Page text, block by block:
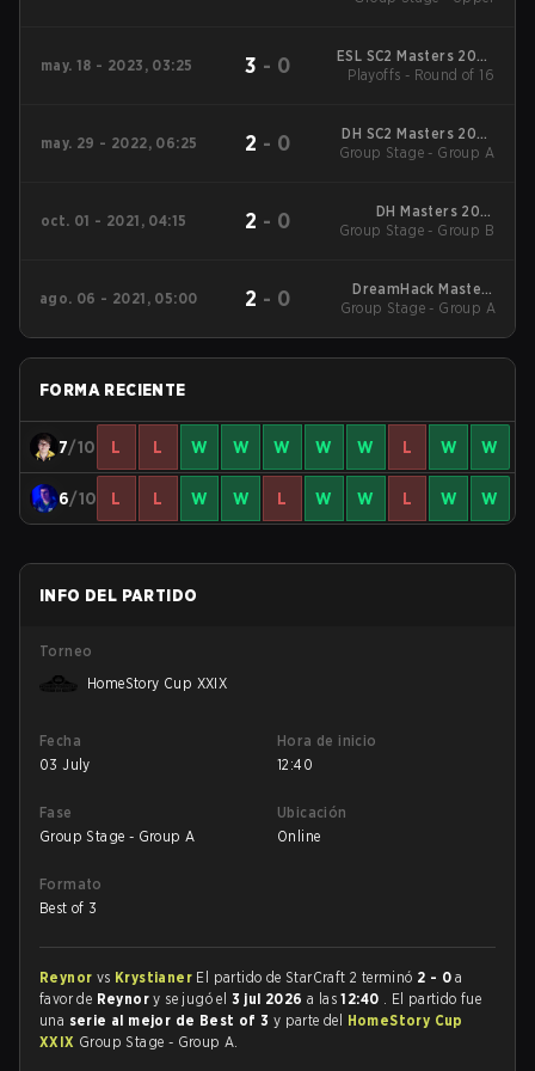
may. 18 - 2023, 03:25 3 - 0
ESL SC2 Masters 2023
Summer Regionals EU
Playoffs - Round of 16
may. 29 - 2022, 06:25 2 - 0
DH SC2 Masters 2022
Valencia Qualifiers EU
Group Stage - Group A
oct. 01 - 2021, 04:15 2 - 0
DH Masters 2021
Winter Europe
Group Stage - Group B
ago. 06 - 2021, 05:00 2 - 0
DreamHack Masters
Fall 2021 Europe
Group Stage - Group A
FORMA RECIENTE
7/10 L L W W W W W L W W
6/10 L L W W L W W L W W
INFO DEL PARTIDO
Torneo
HomeStory Cup XXIX
Fecha
03 July
Hora de inicio
12:40
Fase
Group Stage - Group A
Ubicación
Online
Formato
Best of 3
Reynor vs Krystianer El partido de StarCraft 2 terminó 2 - 0 a
favor de Reynory se jugó el 3 jul 2026a las12:40 . El partido fue
una serie al mejor de Best of 3 y parte del HomeStory Cup
XXIX Group Stage - Group A.